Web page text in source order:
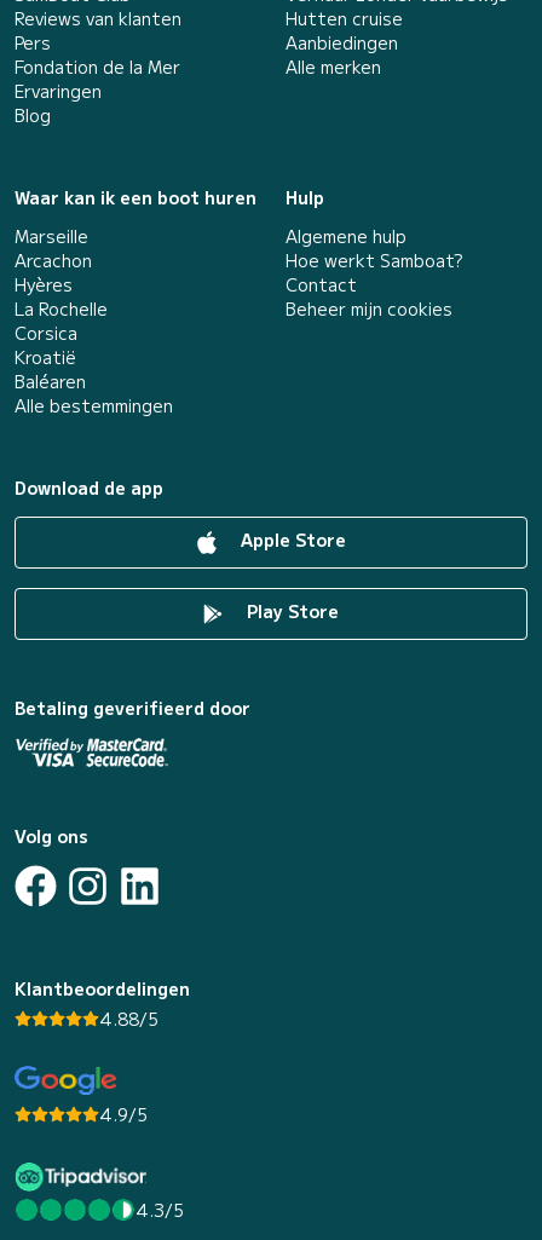
Reviews van klanten
Pers
Fondation de la Mer
Ervaringen
Blog
Hutten cruise
Aanbiedingen
Alle merken
Waar kan ik een boot huren
Marseille
Arcachon
Hyères
La Rochelle
Corsica
Kroatië
Baléaren
Alle bestemmingen
Hulp
Algemene hulp
Hoe werkt Samboat?
Contact
Beheer mijn cookies
Download de app
Apple Store
Play Store
Betaling geverifieerd door
Volg ons
Klantbeoordelingen
4.88/5
4.9/5
4.3/5